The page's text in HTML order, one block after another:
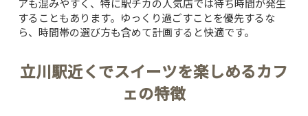
アも混みやすく、特に駅チカの人気店では待ち時間が発生
することもあります。ゆっくり過ごすことを優先するな
ら、時間帯の選び方も含めて計画すると快適です。
立川駅近くでスイーツを楽しめるカフ
ェの特徴